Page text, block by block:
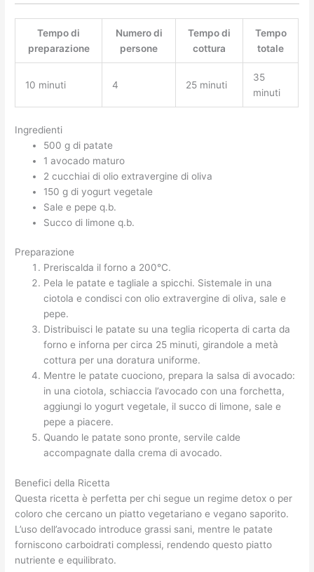
Tempo di
preparazione
Numero di
persone
Tempo di
cottura
Tempo
totale
10 minuti 4 25 minuti
35
minuti
Ingredienti
500 g di patate
1 avocado maturo
2 cucchiai di olio extravergine di oliva
150 g di yogurt vegetale
Sale e pepe q.b.
Succo di limone q.b.
Preparazione
Preriscalda il forno a 200°C.
Pela le patate e tagliale a spicchi. Sistemale in una
ciotola e condisci con olio extravergine di oliva, sale e
pepe.
Distribuisci le patate su una teglia ricoperta di carta da
forno e inforna per circa 25 minuti, girandole a metà
cottura per una doratura uniforme.
Mentre le patate cuociono, prepara la salsa di avocado:
in una ciotola, schiaccia l’avocado con una forchetta,
aggiungi lo yogurt vegetale, il succo di limone, sale e
pepe a piacere.
Quando le patate sono pronte, servile calde
accompagnate dalla crema di avocado.
Benefici della Ricetta
Questa ricetta è perfetta per chi segue un regime detox o per
coloro che cercano un piatto vegetariano e vegano saporito.
L’uso dell’avocado introduce grassi sani, mentre le patate
forniscono carboidrati complessi, rendendo questo piatto
nutriente e equilibrato.